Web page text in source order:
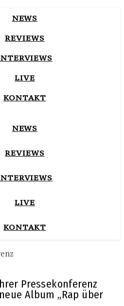
NEWS
REVIEWS
LIVE
KONTAKT
NEWS
REVIEWS
LIVE
KONTAKT
Pressekonferenz
Album „Rap über